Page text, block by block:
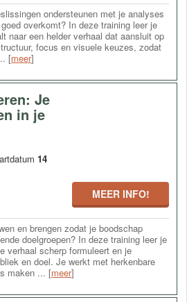
ondersteunen met je analyses
overkomt? In deze training leer je
naar een helder verhaal dat aansluit op
focus en visuele keuzes, zodat
[meer]
Je
in je
14
MEER INFO!
en brengen zodat je boodschap
doelgroepen? In deze training leer je
verhaal scherp formuleert en je
en doel. Je werkt met herkenbare
maken ... [meer]